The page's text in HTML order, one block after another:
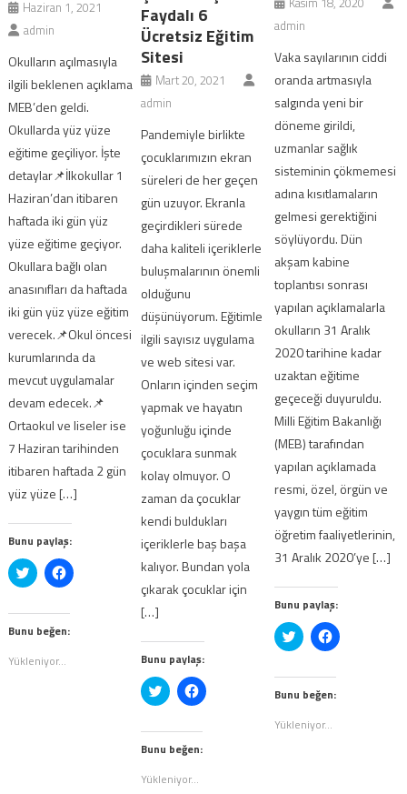
Haziran 1, 2021
admin
Okulların açılmasıyla
ilgili beklenen açıklama
MEB’den geldi.
Okullarda yüz yüze
eğitime geçiliyor. İşte
detaylar📌İlkokullar 1
Haziran’dan itibaren
haftada iki gün yüz
yüze eğitime geçiyor.
Okullara bağlı olan
anasınıfları da haftada
iki gün yüz yüze eğitim
verecek.📌Okul öncesi
kurumlarında da
mevcut uygulamalar
devam edecek.📌
Ortaokul ve liseler ise
7 Haziran tarihinden
itibaren haftada 2 gün
yüz yüze […]
Bunu paylaş:
Twitter
üzerinde
tıklayın
(Yeni
pencerede
Facebook'ta
paylaşmak
(Yeni
pencerede
Bunu beğen:
Yükleniyor...
Faydalı 6
Ücretsiz Eğitim
Sitesi
Mart 20, 2021
admin
Pandemiyle birlikte
çocuklarımızın ekran
süreleri de her geçen
gün uzuyor. Ekranla
geçirdikleri sürede
daha kaliteli içeriklerle
buluşmalarının önemli
olduğunu
düşünüyorum. Eğitimle
ilgili sayısız uygulama
ve web sitesi var.
Onların içinden seçim
yapmak ve hayatın
yoğunluğu içinde
çocuklara sunmak
kolay olmuyor. O
zaman da çocuklar
kendi buldukları
içeriklerle baş başa
kalıyor. Bundan yola
çıkarak çocuklar için
[…]
Bunu paylaş:
Twitter
üzerinde
tıklayın
(Yeni
pencerede
Facebook'ta
paylaşmak
(Yeni
pencerede
Bunu beğen:
Yükleniyor...
admin
Vaka sayılarının ciddi
oranda artmasıyla
salgında yeni bir
döneme girildi,
uzmanlar sağlık
sisteminin çökmemesi
adına kısıtlamaların
gelmesi gerektiğini
söylüyordu. Dün
akşam kabine
toplantısı sonrası
yapılan açıklamalarla
okulların 31 Aralık
2020 tarihine kadar
uzaktan eğitime
geçeceği duyuruldu.
Milli Eğitim Bakanlığı
(MEB) tarafından
yapılan açıklamada
resmi, özel, örgün ve
yaygın tüm eğitim
öğretim faaliyetlerinin,
31 Aralık 2020’ye […]
Bunu paylaş:
Twitter
üzerinde
tıklayın
(Yeni
pencerede
Facebook'ta
paylaşmak
(Yeni
pencerede
Bunu beğen:
Yükleniyor...